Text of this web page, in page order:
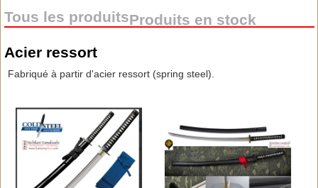
Tous les produitsProduits en stock
Acier ressort
Fabriqué à partir d'acier ressort (spring steel).